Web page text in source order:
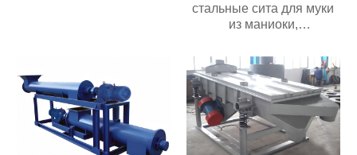
стальные сита для муки
из маниоки,
промышленности и
сельском хозяйстве;
роторное вибрационное
сито